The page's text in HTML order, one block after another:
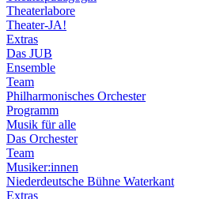
Theaterlabore
Theater-JA!
Extras
Das JUB
Ensemble
Team
Philharmonisches Orchester
Programm
Musik für alle
Das Orchester
Team
Musiker:innen
Niederdeutsche Bühne Waterkant
Extras